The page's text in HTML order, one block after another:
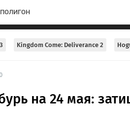
ПОЛИГОН
Kingdom Come: Deliverance 2
на 24 мая: